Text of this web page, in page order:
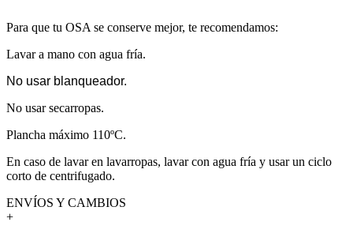
Para que tu OSA se conserve mejor, te recomendamos:
Lavar a mano con agua fría.
No usar blanqueador.
No usar secarropas.
Plancha máximo 110ºC.
En caso de lavar en lavarropas, lavar con agua fría y usar un ciclo
corto de centrifugado.
ENVÍOS Y CAMBIOS
+